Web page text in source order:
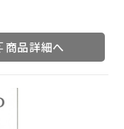
商品詳細へ